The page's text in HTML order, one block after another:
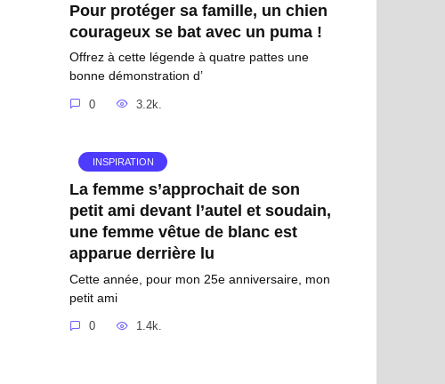
Pour protéger sa famille, un chien
courageux se bat avec un puma !
Offrez à cette légende à quatre pattes une
bonne démonstration d’
0 3.2k.
INSPIRATION
La femme s’approchait de son
petit ami devant l’autel et soudain,
une femme vêtue de blanc est
apparue derrière lu
Cette année, pour mon 25e anniversaire, mon
petit ami
0 1.4k.